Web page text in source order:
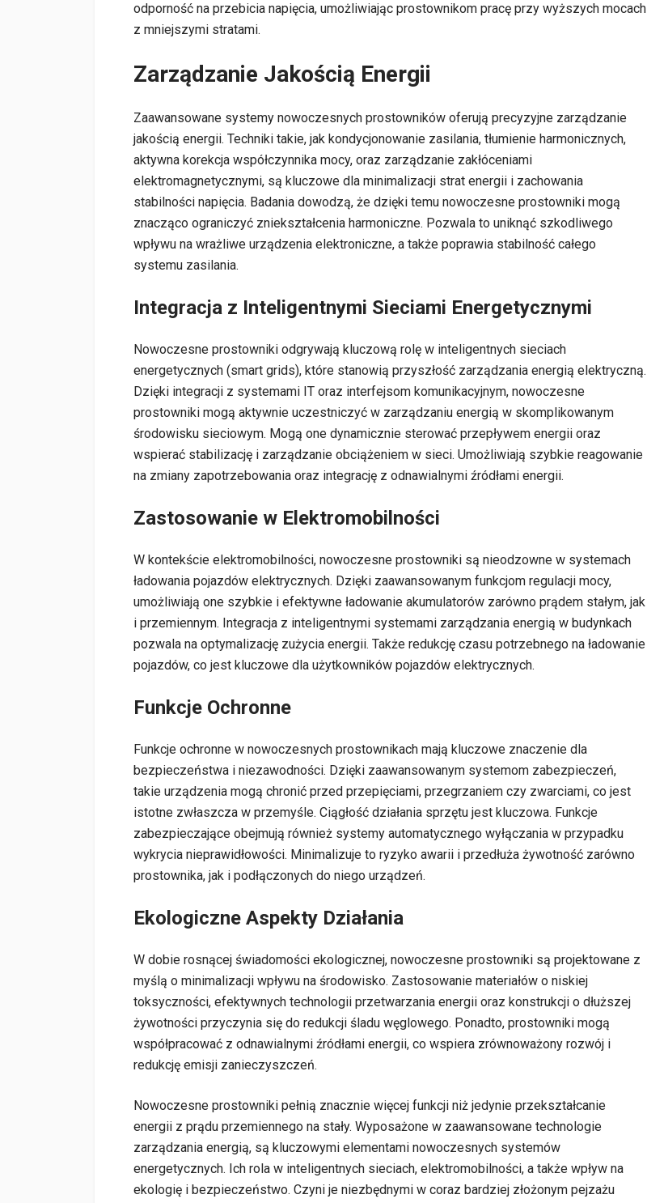
odporność na przebicia napięcia, umożliwiając prostownikom pracę przy wyższych mocach
z mniejszymi stratami.
Zarządzanie Jakością Energii
Zaawansowane systemy nowoczesnych prostowników oferują precyzyjne zarządzanie
jakością energii. Techniki takie, jak kondycjonowanie zasilania, tłumienie harmonicznych,
aktywna korekcja współczynnika mocy, oraz zarządzanie zakłóceniami
elektromagnetycznymi, są kluczowe dla minimalizacji strat energii i zachowania
stabilności napięcia. Badania dowodzą, że dzięki temu nowoczesne prostowniki mogą
znacząco ograniczyć zniekształcenia harmoniczne. Pozwala to uniknąć szkodliwego
wpływu na wrażliwe urządzenia elektroniczne, a także poprawia stabilność całego
systemu zasilania.
Integracja z Inteligentnymi Sieciami Energetycznymi
Nowoczesne prostowniki odgrywają kluczową rolę w inteligentnych sieciach
energetycznych (smart grids), które stanowią przyszłość zarządzania energią elektryczną.
Dzięki integracji z systemami IT oraz interfejsom komunikacyjnym, nowoczesne
prostowniki mogą aktywnie uczestniczyć w zarządzaniu energią w skomplikowanym
środowisku sieciowym. Mogą one dynamicznie sterować przepływem energii oraz
wspierać stabilizację i zarządzanie obciążeniem w sieci. Umożliwiają szybkie reagowanie
na zmiany zapotrzebowania oraz integrację z odnawialnymi źródłami energii.
Zastosowanie w Elektromobilności
W kontekście elektromobilności, nowoczesne prostowniki są nieodzowne w systemach
ładowania pojazdów elektrycznych. Dzięki zaawansowanym funkcjom regulacji mocy,
umożliwiają one szybkie i efektywne ładowanie akumulatorów zarówno prądem stałym, jak
i przemiennym. Integracja z inteligentnymi systemami zarządzania energią w budynkach
pozwala na optymalizację zużycia energii. Także redukcję czasu potrzebnego na ładowanie
pojazdów, co jest kluczowe dla użytkowników pojazdów elektrycznych.
Funkcje Ochronne
Funkcje ochronne w nowoczesnych prostownikach mają kluczowe znaczenie dla
bezpieczeństwa i niezawodności. Dzięki zaawansowanym systemom zabezpieczeń,
takie urządzenia mogą chronić przed przepięciami, przegrzaniem czy zwarciami, co jest
istotne zwłaszcza w przemyśle. Ciągłość działania sprzętu jest kluczowa. Funkcje
zabezpieczające obejmują również systemy automatycznego wyłączania w przypadku
wykrycia nieprawidłowości. Minimalizuje to ryzyko awarii i przedłuża żywotność zarówno
prostownika, jak i podłączonych do niego urządzeń.
Ekologiczne Aspekty Działania
W dobie rosnącej świadomości ekologicznej, nowoczesne prostowniki są projektowane z
myślą o minimalizacji wpływu na środowisko. Zastosowanie materiałów o niskiej
toksyczności, efektywnych technologii przetwarzania energii oraz konstrukcji o dłuższej
żywotności przyczynia się do redukcji śladu węglowego. Ponadto, prostowniki mogą
współpracować z odnawialnymi źródłami energii, co wspiera zrównoważony rozwój i
redukcję emisji zanieczyszczeń.
Nowoczesne prostowniki pełnią znacznie więcej funkcji niż jedynie przekształcanie
energii z prądu przemiennego na stały. Wyposażone w zaawansowane technologie
zarządzania energią, są kluczowymi elementami nowoczesnych systemów
energetycznych. Ich rola w inteligentnych sieciach, elektromobilności, a także wpływ na
ekologię i bezpieczeństwo. Czyni je niezbędnymi w coraz bardziej złożonym pejzażu